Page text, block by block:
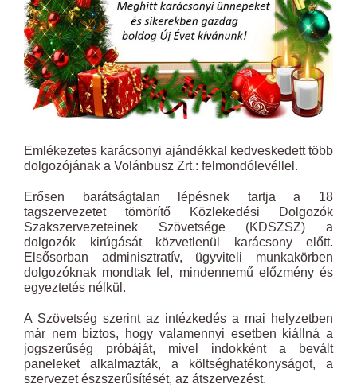
Emlékezetes karácsonyi ajándékkal kedveskedett több
dolgozójának a Volánbusz Zrt.: felmondólevéllel.
Erősen barátságtalan lépésnek tartja a 18
tagszervezetet tömörítő Közlekedési Dolgozók
Szakszervezeteinek Szövetsége (KDSZSZ) a
dolgozók kirúgását közvetlenül karácsony előtt.
Elsősorban adminisztratív, ügyviteli munkakörben
dolgozóknak mondtak fel, mindennemű előzmény és
egyeztetés nélkül.
A Szövetség szerint az intézkedés a mai helyzetben
már nem biztos, hogy valamennyi esetben kiállná a
jogszerűség próbáját, mivel indokként a bevált
paneleket alkalmazták, a költséghatékonyságot, a
szervezet észszerűsítését, az átszervezést.